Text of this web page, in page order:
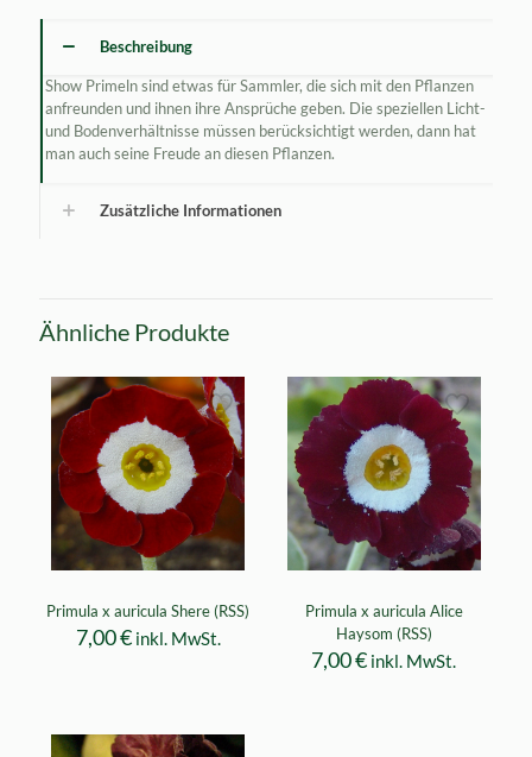
Beschreibung
Show Primeln sind etwas für Sammler, die sich mit den Pflanzen
anfreunden und ihnen ihre Ansprüche geben. Die speziellen Licht-
und Bodenverhältnisse müssen berücksichtigt werden, dann hat
man auch seine Freude an diesen Pflanzen.
Zusätzliche Informationen
Ähnliche Produkte
Primula x auricula Shere (RSS)
7,00€ inkl. MwSt.
Primula x auricula Alice
Haysom (RSS)
7,00€ inkl. MwSt.